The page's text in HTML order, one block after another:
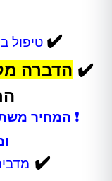
✔️ טיפול
✔️ הדברה
❗ המחיר
✔️